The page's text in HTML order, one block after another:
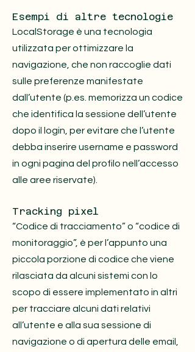
Esempi di altre tecnologie
LocalStorage è una tecnologia
utilizzata per ottimizzare la
navigazione, che non raccoglie dati
sulle preferenze manifestate
dall’utente (p.es. memorizza un codice
che identifica la sessione dell’utente
dopo il login, per evitare che l’utente
debba inserire username e password
in ogni pagina del profilo nell’accesso
alle aree riservate).
Tracking pixel
“Codice di tracciamento” o “codice di
monitoraggio”, è per l’appunto una
piccola porzione di codice che viene
rilasciata da alcuni sistemi con lo
scopo di essere implementato in altri
per tracciare alcuni dati relativi
all’utente e alla sua sessione di
navigazione o di apertura delle email,